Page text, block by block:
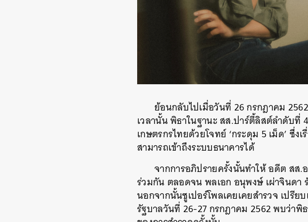
ย้อนกลับไปเมื่อวันที่ 26 กรกฎาคม
เวลานั้น พิธาในฐานะ สส.ปาร์ตี้ลิสต์ลำดับ
เกษตรกรไทยด้วยโจทย์ ‘กระดุม 5 เม็ด’ ซึ่
สามารถเข้าถึงระบบธนาคารได้
จากการอภิปรายครั้งนั้นทำให้ อดีต สส
ร่วมกัน ตลอดจน พลเอก อนุพงษ์ เผ่าจินดา
นอกจากนั้นซูเปอร์โพลเคยเคยสำรวจ เปรี
รัฐบาลวันที่ 26-27 กรกฎาคม 2562 พบว่าพิ